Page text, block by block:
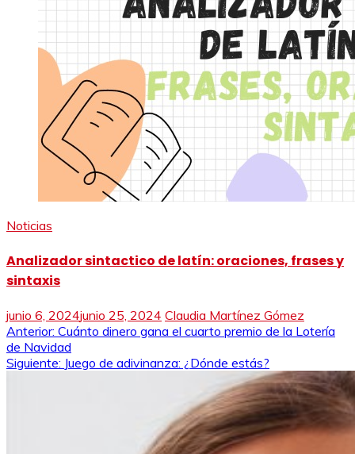
Noticias
Analizador sintactico de latín: oraciones, frases y
sintaxis
junio 6, 2024junio 25, 2024 Claudia Martínez Gómez
Navegación
de
Anterior: Cuánto dinero gana el cuarto premio de la Lotería
de Navidad
Siguiente: Juego de adivinanza: ¿Dónde estás?